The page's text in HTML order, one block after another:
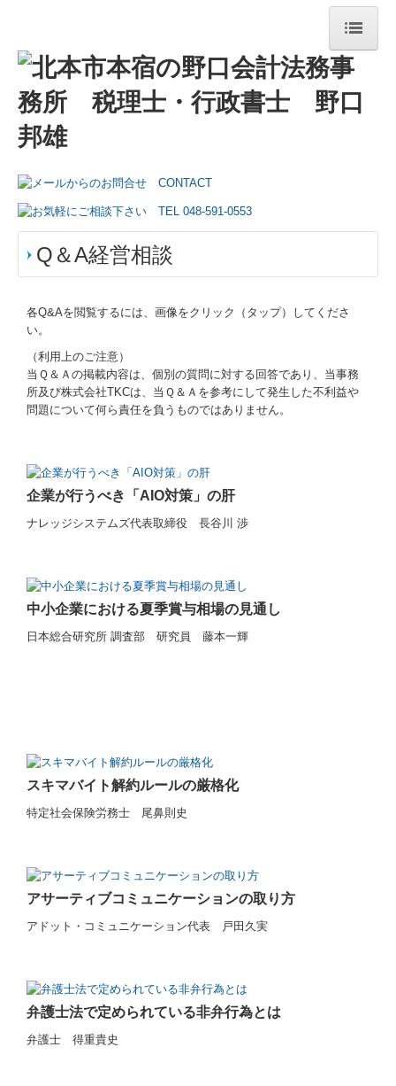
トップページ
事務所紹介
経営理念
交通案内
リンク集
業務案内
円満な相続・事業承継を支援
TKCシステムのご紹介
TKCシステムQ&A
経営者お役立ち情報
新型コロナ経営支援情報
補助金・助成金・融資情報
中小企業退職金共済制度
求人情報
Q＆A経営相談
各Q&Aを閲覧するには、画像をクリック（タップ）してくださ
い。
（利用上のご注意）
当Ｑ＆Ａの掲載内容は、個別の質問に対する回答であり、当事務
所及び株式会社TKCは、当Ｑ＆Ａを参考にして発生した不利益や
問題について何ら責任を負うものではありません。
企業が行うべき「AIO対策」の肝
ナレッジシステムズ代表取締役 長谷川 渉
中小企業における夏季賞与相場の見通し
日本総合研究所 調査部 研究員 藤本一輝
スキマバイト解約ルールの厳格化
特定社会保険労務士 尾鼻則史
アサーティブコミュニケーションの取り方
アドット・コミュニケーション代表 戸田久実
弁護士法で定められている非弁行為とは
弁護士 得重貴史